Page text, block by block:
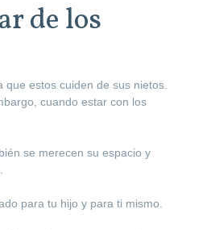
de los
que estos cuiden de sus nietos.
cuando estar con los
se merecen su espacio y
para tu hijo y para ti mismo.